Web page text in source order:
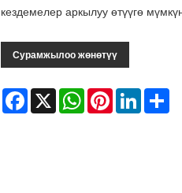
кездемелер аркылуу өтүүгө
Сурамжылоо жөнөтүү
Facebook
X WhatsAppPinterestLinkedIn